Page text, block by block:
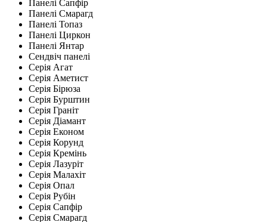
Панелі Сапфір
Панелі Смарагд
Панелі Топаз
Панелі Циркон
Панелі Янтар
Сендвіч панелі
Серія Агат
Серія Аметист
Серія Бірюза
Серія Бурштин
Серія Граніт
Серія Діамант
Серія Економ
Серія Корунд
Серія Кремінь
Серія Лазуріт
Серія Малахіт
Серія Опал
Серія Рубін
Серія Сапфір
Серія Смарагд